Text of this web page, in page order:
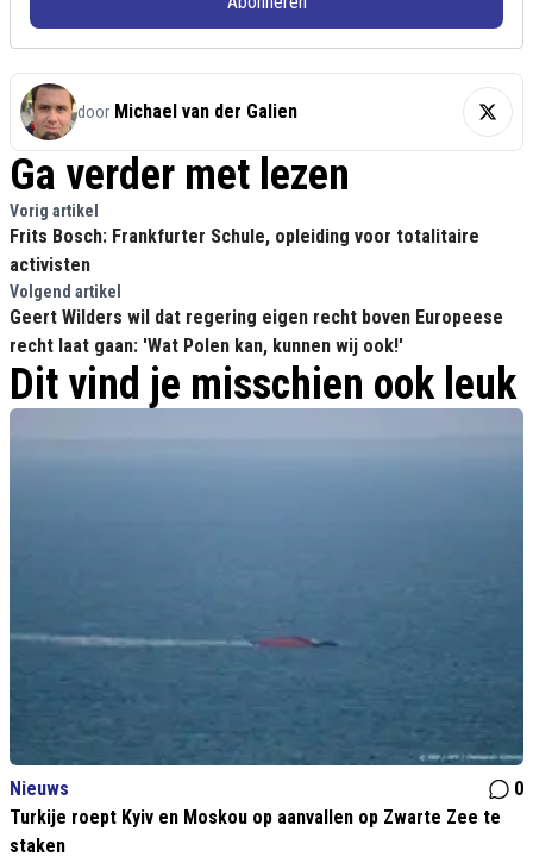
door Michael van der Galien
Ga verder met lezen
Vorig artikel
Frits Bosch: Frankfurter Schule, opleiding voor totalitaire
activisten
Volgend artikel
Geert Wilders wil dat regering eigen recht boven Europeese
recht laat gaan: 'Wat Polen kan, kunnen wij ook!'
Dit vind je misschien ook leuk
Nieuws
0
Turkije roept Kyiv en Moskou op aanvallen op Zwarte Zee te
staken